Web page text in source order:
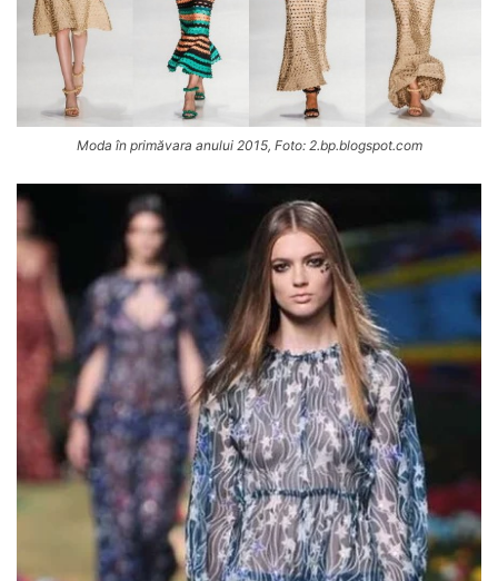
Moda în primăvara anului 2015, Foto: 2.bp.blogspot.com